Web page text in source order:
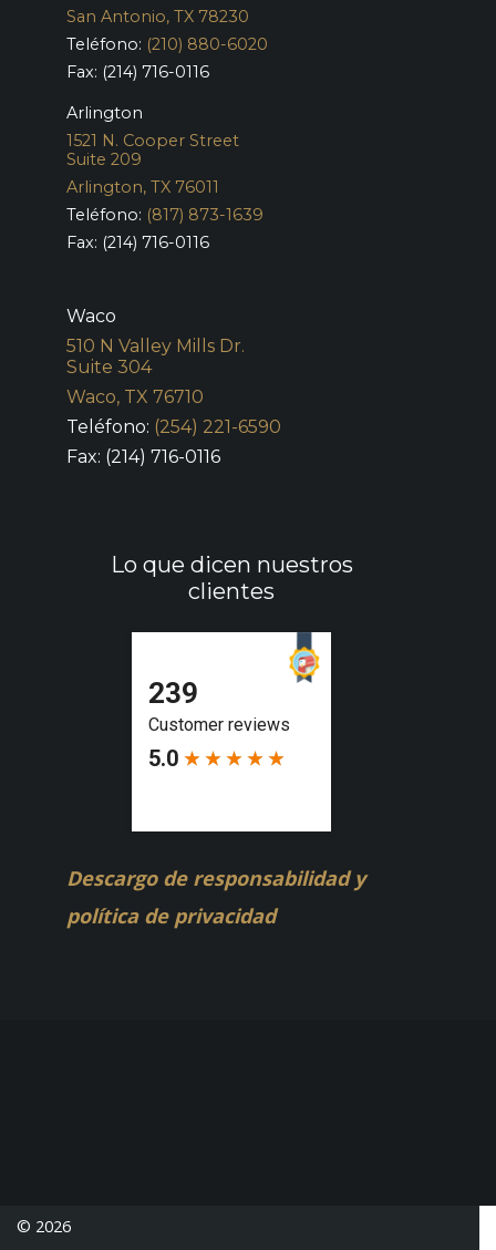
San Antonio, TX 78230
Teléfono: (210) 880-6020
Fax: (214) 716-0116
Arlington
1521 N. Cooper Street
Suite 209
Arlington, TX 76011
Teléfono: (817) 873-1639
Fax: (214) 716-0116
Waco
510 N Valley Mills Dr.
Suite 304
Waco, TX 76710
Teléfono: (254) 221-6590
Fax: (214) 716-0116
Lo que dicen nuestros
clientes
Descargo de responsabilidad y
política de privacidad
© 2026